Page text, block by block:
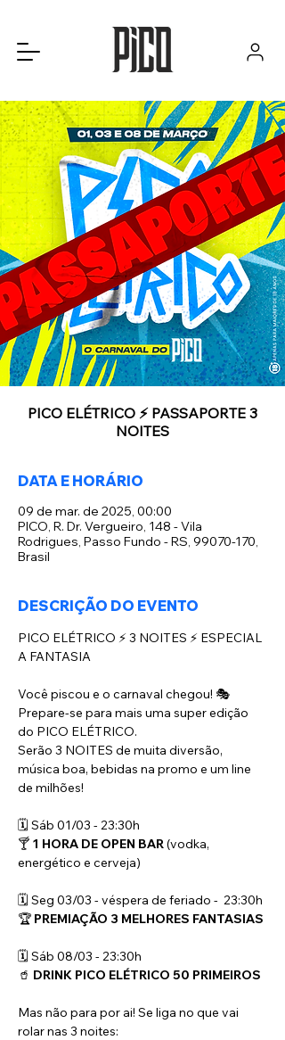
PICO ELÉTRICO ⚡️ PASSAPORTE 3
NOITES
DATA E HORÁRIO
09 de mar. de 2025, 00:00
PICO, R. Dr. Vergueiro, 148 - Vila
Rodrigues, Passo Fundo - RS, 99070-170,
Brasil
DESCRIÇÃO DO EVENTO
PICO ELÉTRICO ⚡️ 3 NOITES ⚡️ ESPECIAL
A FANTASIA
Você piscou e o carnaval chegou! 🎭
Prepare-se para mais uma super edição
do PICO ELÉTRICO.
Serão 3 NOITES de muita diversão,
música boa, bebidas na promo e um line
de milhões!
🗓️ Sáb 01/03 - 23:30h
🍸 1 HORA DE OPEN BAR (vodka,
energético e cerveja)
🗓️ Seg 03/03 - véspera de feriado -  23:30h
🏆 PREMIAÇÃO 3 MELHORES FANTASIAS
🗓️ Sáb 08/03 - 23:30h
🥤 DRINK PICO ELÉTRICO 50 PRIMEIROS
Mas não para por ai! Se liga no que vai
rolar nas 3 noites: